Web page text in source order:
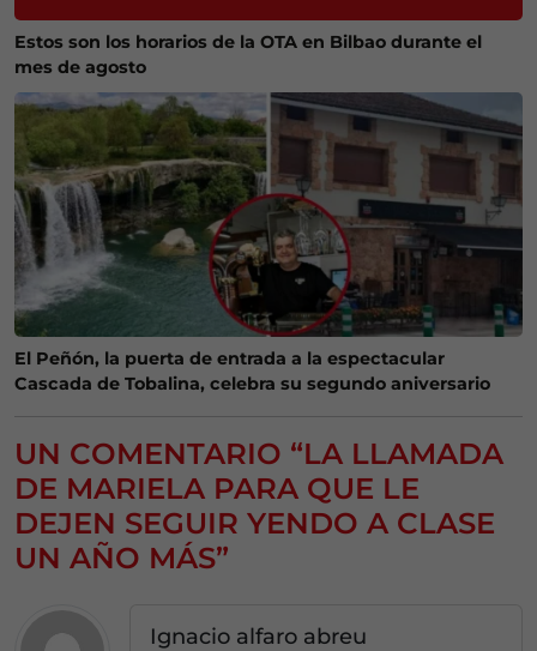
Estos son los horarios de la OTA en Bilbao durante el
mes de agosto
El Peñón, la puerta de entrada a la espectacular
Cascada de Tobalina, celebra su segundo aniversario
UN COMENTARIO “LA LLAMADA
DE MARIELA PARA QUE LE
DEJEN SEGUIR YENDO A CLASE
UN AÑO MÁS”
Ignacio alfaro abreu